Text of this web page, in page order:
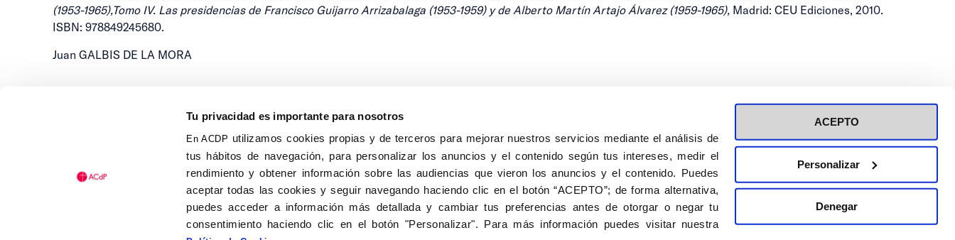
Tu privacidad es importante para nosotros
En ACDP utilizamos cookies propias y de terceros para mejorar nuestros servicios mediante el análisis de
tus hábitos de navegación, para personalizar los anuncios y el contenido según tus intereses, medir el
rendimiento y obtener información sobre las audiencias que vieron los anuncios y el contenido. Puedes
aceptar todas las cookies y seguir navegando haciendo clic en el botón “ACEPTO”; de forma alternativa,
puedes acceder a información más detallada y cambiar tus preferencias antes de otorgar o negar tu
consentimiento haciendo clic en el botón "Personalizar". Para más información puedes visitar nuestra
ACEPTO
Personalizar
Denegar
(1953-1965),Tomo IV. Las presidencias de Francisco Guijarro Arrizabalaga (1953-1959) y de Alberto Martín Artajo Álvarez (1959-1965), Madrid: CEU Ediciones, 2010.
ISBN: 978849245680.
Juan GALBIS DE LA MORA
Calle Isaac Peral, 58 C.P.: 28040, Madrid
Tel (+34) 91 456 63 27
Fax: (+34) 91 535 19 98
acdp@acdp.es
Aviso Legal Inscripción a eventos
Política de privacidad de RRSS
Política de cookies